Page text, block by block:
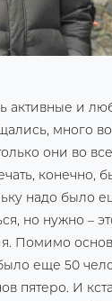
активные и
много
они во
конечно,
надо было
но нужно –
Помимо
еще 50
пятеро. И